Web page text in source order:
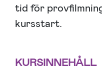
tid för
kursstart.
KURSINNEHÅLL